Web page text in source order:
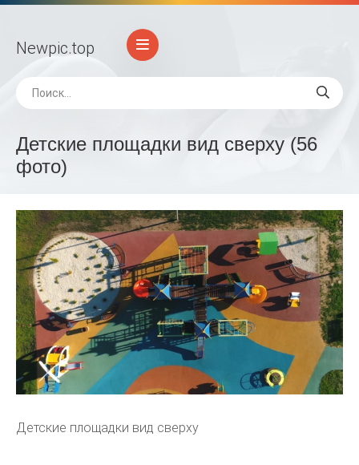
Newpic.top
Детские площадки вид сверху (56
фото)
Детские площадки вид сверху